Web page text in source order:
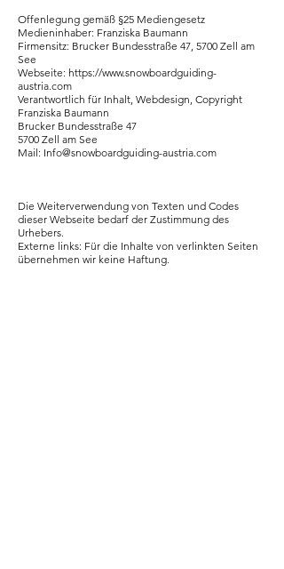
Offenlegung gemäß §25 Mediengesetz
Medieninhaber: Franziska Baumann
Firmensitz: Brucker Bundesstraße 47, 5700 Zell am
See
Webseite: https://www.snowboardguiding-
austria.com
Verantwortlich für Inhalt, Webdesign, Copyright
Franziska Baumann
Brucker Bundesstraße 47
5700 Zell am See
Mail: Info@snowboardguiding-austria.com
Die Weiterverwendung von Texten und Codes
dieser Webseite bedarf der Zustimmung des
Urhebers.
Externe links: Für die Inhalte von verlinkten Seiten
übernehmen wir keine Haftung.